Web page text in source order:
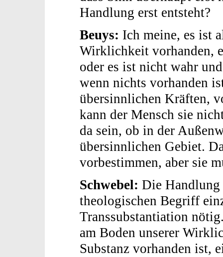
Handlung erst entsteht?
Beuys: Ich meine, es ist
Wirklichkeit vorhanden,
oder es ist nicht wahr
wenn nichts vorhanden
übersinnlichen Kräften,
kann der Mensch sie
da sein, ob in der
übersinnlichen Gebiet.
vorbestimmen, aber sie
Schwebel: Die Handlung
theologischen Begriff
Transsubstantiation
am Boden unserer
Substanz vorhanden ist,